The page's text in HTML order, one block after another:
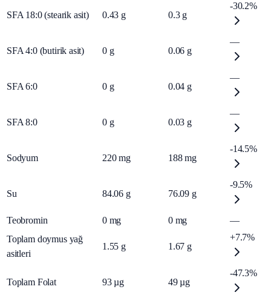
SFA 18:0 (stearik asit) 0.43 g 0.3 g
-30.2%
SFA 4:0 (butirik asit) 0 g 0.06 g
—
SFA 6:0 0 g 0.04 g
—
SFA 8:0 0 g 0.03 g
—
Sodyum 220 mg 188 mg
-14.5%
Su 84.06 g 76.09 g
-9.5%
Teobromin 0 mg 0 mg
—
Toplam doymus yağ
asitleri
1.55 g 1.67 g
+7.7%
Toplam Folat 93 µg 49 µg
-47.3%